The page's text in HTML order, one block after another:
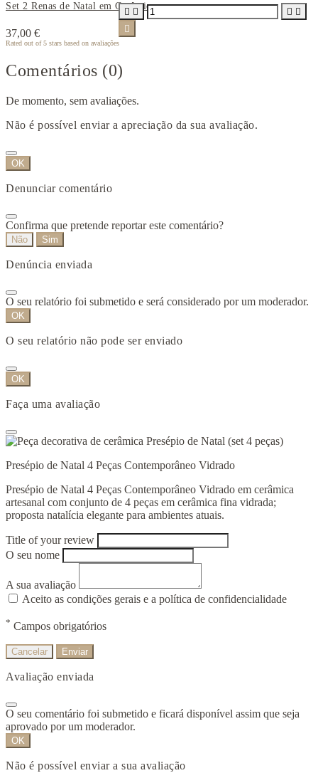
Set 2 Renas de Natal em Cerâmica
37,00 €
Rated out of 5 stars based on avaliações
   

Comentários (0)
De momento, sem avaliações.
Não é possível enviar a apreciação da sua avaliação.
OK
Denunciar comentário
Confirma que pretende reportar este comentário?
Não Sim
Denúncia enviada
O seu relatório foi submetido e será considerado por um moderador.
OK
O seu relatório não pode ser enviado
OK
Faça uma avaliação
Presépio de Natal 4 Peças Contemporâneo Vidrado
Presépio de Natal 4 Peças Contemporâneo Vidrado em cerâmica
artesanal com conjunto de 4 peças em cerâmica fina vidrada;
proposta natalícia elegante para ambientes atuais.
Title of your review
O seu nome
A sua avaliação
Aceito as condições gerais e a política de confidencialidade
* Campos obrigatórios
Cancelar Enviar
Avaliação enviada
O seu comentário foi submetido e ficará disponível assim que seja
aprovado por um moderador.
OK
Não é possível enviar a sua avaliação